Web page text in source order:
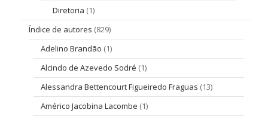
Diretoria (1)
Índice de autores (829)
Adelino Brandão (1)
Alcindo de Azevedo Sodré (1)
Alessandra Bettencourt Figueiredo Fraguas (13)
Américo Jacobina Lacombe (1)